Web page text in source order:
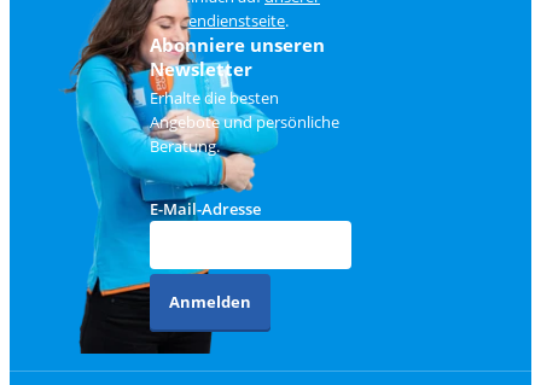
Kundendienstseite.
Abonniere unseren
Newsletter
Erhalte die besten
Angebote und persönliche
Beratung.
E-Mail-Adresse
Anmelden